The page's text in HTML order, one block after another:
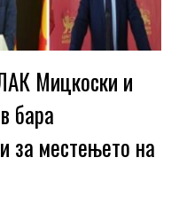
Мицкоски и
бара
за местењето на